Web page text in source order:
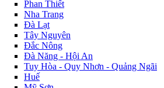
Phan Thiết
Nha Trang
Đà Lạt
Tây Nguyên
Đắc Nông
Đà Năng - Hội An
Tuy Hòa - Quy Nhơn - Quảng Ngãi
Huế